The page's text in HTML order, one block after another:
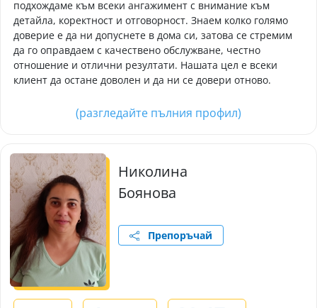
подхождаме към всеки ангажимент с внимание към
детайла, коректност и отговорност. Знаем колко голямо
доверие е да ни допуснете в дома си, затова се стремим
да го оправдаем с качествено обслужване, честно
отношение и отлични резултати. Нашата цел е всеки
клиент да остане доволен и да ни се довери отново.
(разгледайте пълния профил)
Николина
Боянова
Препоръчай